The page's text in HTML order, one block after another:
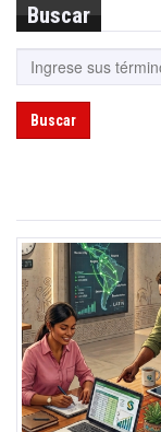
Buscar
Buscar